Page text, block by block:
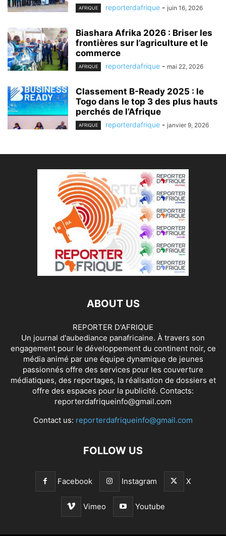
AFRIQUE reporterdafrique - juin 16, 2026
Biashara Afrika 2026 : Briser les
frontières sur l’agriculture et le
commerce
AFRIQUE reporterdafrique - mai 22, 2026
Classement B-Ready 2025 : le
Togo dans le top 3 des plus hauts
perchés de l’Afrique
AFRIQUE reporterdafrique - janvier 9, 2026
ABOUT US
REPORTER D'AFRIQUE
Un journal d'aubediance panafricaine. À travers son
engagement pour le développement du continent noir, ce
média animé par une équipe dynamique de jeunes
passionnés offre des services pour les couverture
médiatiques, des reportages, la réalisation de dossiers et
offre des espaces pour la publicité. Contacts:
reporterdafriqueinfo@gmail.com
Contact us: reporterdafriqueinfo@gmail.com
FOLLOW US
Facebook Instagram X
Vimeo Youtube